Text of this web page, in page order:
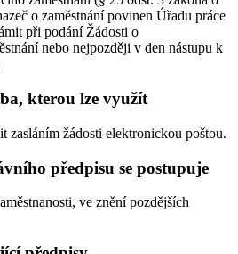
o zaměstnání povinen Úřadu práce
při podání Žádosti o
nebo nejpozději v den nástupu k
kterou lze využít
zasláním žádosti elektronickou poštou.
předpisu se postupuje
ve znění pozdějších